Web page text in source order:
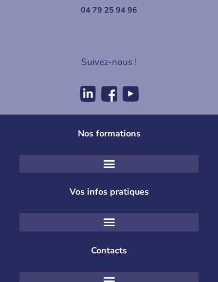
04 79 25 94 96
Suivez-nous !
Nos formations
Vos infos pratiques
Contacts